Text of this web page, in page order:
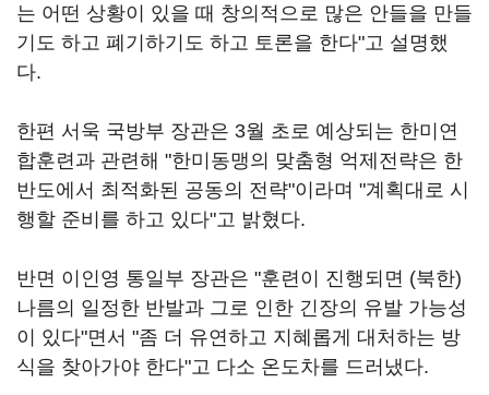
는 어떤 상황이 있을 때 창의적으로 많은 안들을 만들
기도 하고 폐기하기도 하고 토론을 한다"고 설명했
다.
한편 서욱 국방부 장관은 3월 초로 예상되는 한미연
합훈련과 관련해 "한미동맹의 맞춤형 억제전략은 한
반도에서 최적화된 공동의 전략"이라며 "계획대로 시
행할 준비를 하고 있다"고 밝혔다.
반면 이인영 통일부 장관은 "훈련이 진행되면 (북한)
나름의 일정한 반발과 그로 인한 긴장의 유발 가능성
이 있다"면서 "좀 더 유연하고 지혜롭게 대처하는 방
식을 찾아가야 한다"고 다소 온도차를 드러냈다.